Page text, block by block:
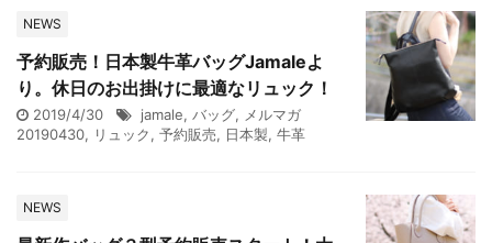
NEWS
予約販売！日本製牛革バッグJamaleよ
り。休日のお出掛けに最適なリュック！
2019/4/30 jamale, バッグ, メルマガ
20190430, リュック, 予約販売, 日本製, 牛革
NEWS